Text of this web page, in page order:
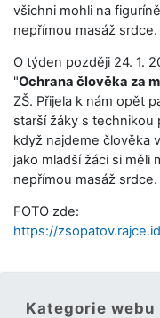
všichni mohli na
nepřímou masáž srdce.
O týden později 24. 1.
"Ochrana člověka za
ZŠ. Přijela k nám opět
starší žáky s technikou
když najdeme člověka
jako mladší žáci si
nepřímou masáž srdce.
FOTO zde:
https://
Kategorie webu